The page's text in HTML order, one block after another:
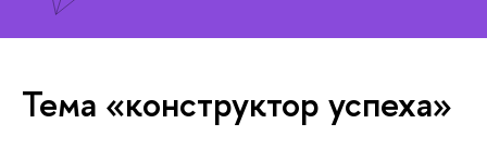
Тема «конструктор успеха»